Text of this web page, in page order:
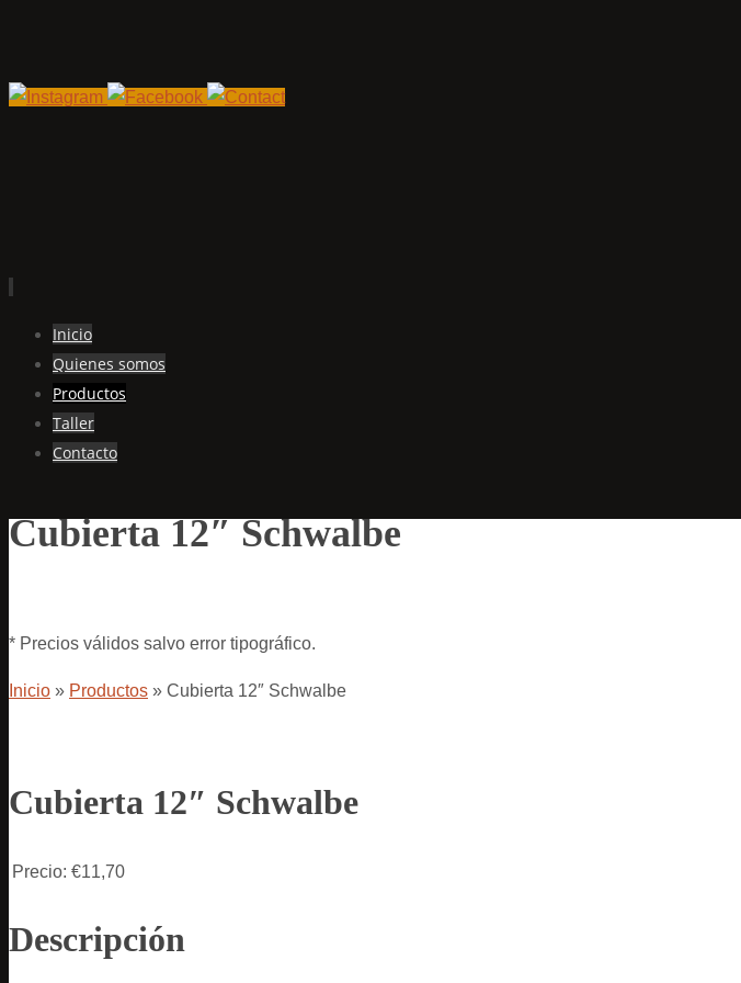
contenido
Inicio
Quienes somos
Productos
Taller
Contacto
Cubierta 12″ Schwalbe
* Precios válidos salvo error tipográfico.
Inicio » Productos » Cubierta 12″ Schwalbe
Cubierta 12″ Schwalbe
Precio: €11,70
Descripción